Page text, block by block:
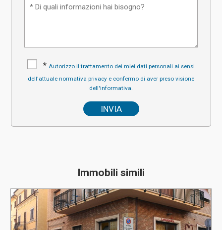
* Autorizzo il trattamento dei miei dati personali ai sensi
dell'attuale normativa privacy e confermo di aver preso visione
dell'informativa.
Immobili simili